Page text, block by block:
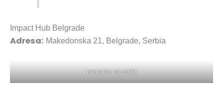
Impact Hub Belgrade
Adresa: Makedonska 21, Belgrade, Serbia
preuzeto sa sajta